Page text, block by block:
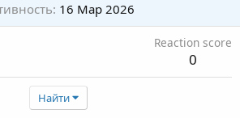
16 Мар 2026
Reaction score
0
Найти